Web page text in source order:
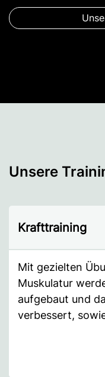
Unsere
Krafttraining
Mit gezielten
Muskulatur
aufgebaut und
verbessert,